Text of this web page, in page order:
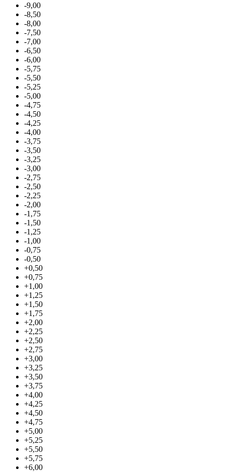
-9,00
-8,50
-8,00
-7,50
-7,00
-6,50
-6,00
-5,75
-5,50
-5,25
-5,00
-4,75
-4,50
-4,25
-4,00
-3,75
-3,50
-3,25
-3,00
-2,75
-2,50
-2,25
-2,00
-1,75
-1,50
-1,25
-1,00
-0,75
-0,50
+0,50
+0,75
+1,00
+1,25
+1,50
+1,75
+2,00
+2,25
+2,50
+2,75
+3,00
+3,25
+3,50
+3,75
+4,00
+4,25
+4,50
+4,75
+5,00
+5,25
+5,50
+5,75
+6,00